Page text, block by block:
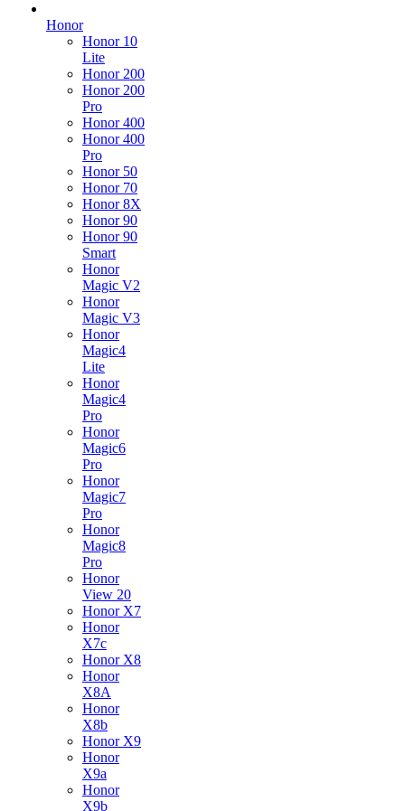
Honor
Honor 10
Lite
Honor 200
Honor 200
Pro
Honor 400
Honor 400
Pro
Honor 50
Honor 70
Honor 8X
Honor 90
Honor 90
Smart
Honor
Magic V2
Honor
Magic V3
Honor
Magic4
Lite
Honor
Magic4
Pro
Honor
Magic6
Pro
Honor
Magic7
Pro
Honor
Magic8
Pro
Honor
View 20
Honor X7
Honor
X7c
Honor X8
Honor
X8A
Honor
X8b
Honor X9
Honor
X9a
Honor
X9b